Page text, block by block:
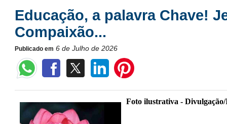
Educação, a palavra Chave!
Compaixão...
Publicado em 6 de Julho de 2026
Foto ilustrativa -